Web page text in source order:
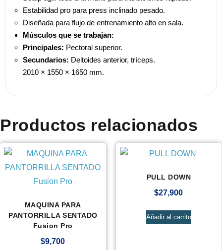
Estabilidad pro para press inclinado pesado.
Diseñada para flujo de entrenamiento alto en sala.
Músculos que se trabajan:
Principales: Pectoral superior.
Secundarios: Deltoides anterior, tríceps.
2010 × 1550 × 1650 mm.
Productos relacionados
MAQUINA PARA
PANTORRILLA SENTADO
Fusion Pro
$9,700
PULL DOWN
$27,900
Añadir al carrito